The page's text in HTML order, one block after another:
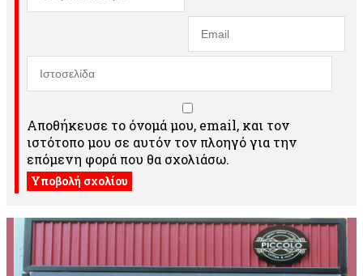
Αποθήκευσε το όνομά μου, email, και τον
ιστότοπο μου σε αυτόν τον πλοηγό για την
επόμενη φορά που θα σχολιάσω.